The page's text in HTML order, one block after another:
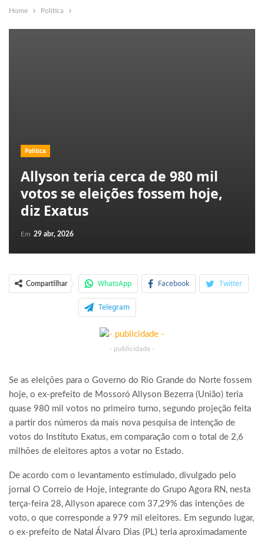
Home Política
Política
Allyson teria cerca de 980 mil
votos se eleições fossem hoje,
diz Exatus
Em 29 abr, 2026
Compartilhar WhatsApp Facebook Twitter
Telegram
- publicidade -
Se as eleições para o Governo do Rio Grande do Norte fossem
hoje, o ex-prefeito de Mossoró Allyson Bezerra (União) teria
quase 980 mil votos no primeiro turno, segundo projeção feita
a partir dos números da mais nova pesquisa de intenção de
votos do Instituto Exatus, em comparação com o total de 2,6
milhões de eleitores aptos a votar no Estado.
De acordo com o levantamento estimulado, divulgado pelo
jornal O Correio de Hoje, integrante do Grupo Agora RN, nesta
terça-feira 28, Allyson aparece com 37,29% das intenções de
voto, o que corresponde a 979 mil eleitores. Em segundo lugar,
o ex-prefeito de Natal Álvaro Dias (PL) teria aproximadamente